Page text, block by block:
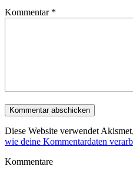
Kommentar *
Diese Website verwendet
wie deine Kommentardaten
Kommentare